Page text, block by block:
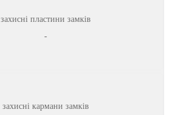
захисні пластини замків
-
захисні кармани замків